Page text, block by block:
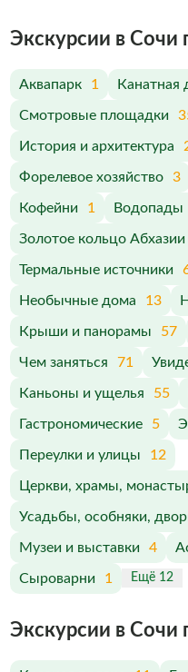
Экскурсии в Сочи
Аквапарк 1 Канатная
Смотровые площадки
История и архитектура
Форелевое хозяйство 3
Кофейни 1 Водопады
Золотое кольцо Абхазии
Термальные источники
Необычные дома 13
Крыши и панорамы 57
Чем заняться 71
Каньоны и ущелья 55
Гастрономические 5
Переулки и улицы 12
Церкви, храмы,
Усадьбы, особняки,
Музеи и выставки 4
Сыроварни 1 Ещё 12
Экскурсии в